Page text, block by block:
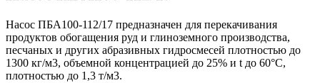
Насос ПБА100-112/17 предназначен для перекачивания
продуктов обогащения руд и глиноземного производства,
песчаных и других абразивных гидросмесей плотностью до
1300 кг/м3, объемной концентрацией до 25% и t до 60°С,
плотностью до 1,3 т/м3.